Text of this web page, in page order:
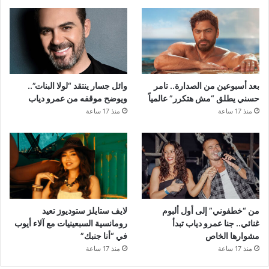
بعد أسبوعين من الصدارة.. تامر
حسني يطلق “مش هتكرر” عالمياً
منذ 17 ساعة
وائل جسار ينتقد “لولا البنات”..
ويوضح موقفه من عمرو دياب
منذ 17 ساعة
من “خطفوني” إلى أول ألبوم
غنائي.. جنا عمرو دياب تبدأ
مشوارها الخاص
منذ 17 ساعة
لايف ستايلز ستوديوز تعيد
رومانسية السبعينيات مع آلاء أيوب
في “أنا جنبك”
منذ 17 ساعة